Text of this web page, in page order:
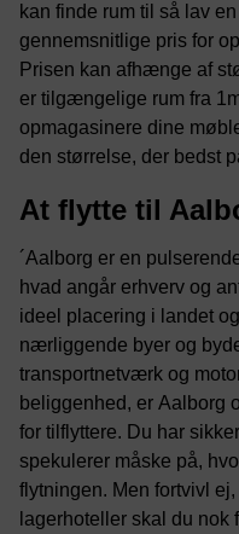
kan finde rum til så lav
gennemsnitlige pris for
Prisen kan afhænge af
er tilgængelige rum fra
opmagasinere dine
den størrelse, der bedst
At flytte til
´Aalborg er en
hvad angår erhverv og
ideel placering i landet
nærliggende byer og
transportnetværk og
beliggenhed, er Aalborg
for tilflyttere. Du har
spekulerer måske på,
flytningen. Men fortvivl
lagerhoteller skal du nok